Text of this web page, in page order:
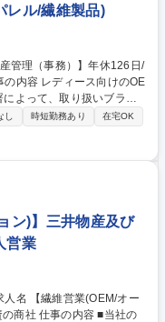
レル/繊維製品)
よって、取り扱いブラン
高感度セレクトブランドか
20名ほ
産管理・パタンナー）【詳
の貿易やりとり■得意先へ
出入処理)※商品も触ります
デザイナー＋生産管理のチ
枠での募集となります。 募
維専門商社/アパレル業界
時短勤務あり
在宅OK
ン)】三井物産及び
営業
■当社の